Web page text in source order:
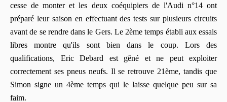
cesse de monter et les deux coéquipiers de l'Audi n°14 ont
préparé leur saison en effectuant des tests sur plusieurs circuits
avant de se rendre dans le Gers. Le 2ème temps établi aux essais
libres montre qu'ils sont bien dans le coup. Lors des
qualifications, Eric Debard est gêné et ne peut exploiter
correctement ses pneus neufs. Il se retrouve 21ème, tandis que
Simon signe un 4ème temps qui le laisse quelque peu sur sa
faim.